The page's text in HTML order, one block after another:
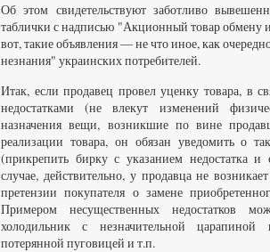
Об этом свидетельствуют заботливо
таблички с надписью "Акционный товар обмену
вот, такие объявления — не что иное, как
незнания" украинских потребителей.
Итак, если продавец провел уценку товара, в
недостатками (не влекут изменений
назначения вещи, возникшие по вине
реализации товара, он обязан уведомить о
(прикрепить бирку с указанием недостатка
случае, действительно, у продавца не
претензии покупателя о замене
Примером несущественных недостатков
холодильник с незначительной
потерянной пуговицей и т.п.